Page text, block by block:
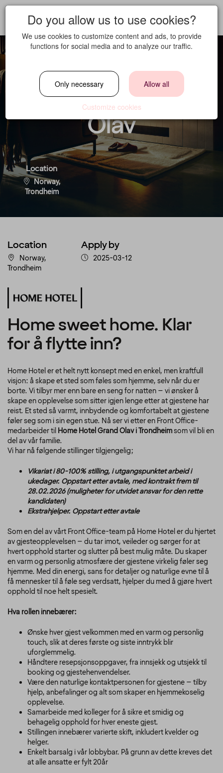
Resepsjonist -
Home Hotel Grand
Olav
Location
Norway,
Trondheim
Location
Norway,
Trondheim
Apply by
2025-03-12
Home sweet home. Klar
for å flytte inn?
Home Hotel er et helt nytt konsept med en enkel, men kraftfull
visjon: å skape et sted som føles som hjemme, selv når du er
borte. Vi tilbyr mer enn bare en seng for natten – vi ønsker å
skape en opplevelse som sitter igjen lenge etter at gjestene har
reist. Et sted så varmt, innbydende og komfortabelt at gjestene
føler seg som i sin egen stue. Nå ser vi etter en Front Office-
medarbeider til Home Hotel Grand Olav i Trondheimsom vil bli en
del av vår familie.
Vi har nå følgende stillinger tilgjengelig;
Vikariat i 80-100% stilling, i utgangspunktet arbeid i
ukedager. Oppstart etter avtale, med kontrakt frem til
28.02.2026 (muligheter for utvidet ansvar for den rette
kandidaten)
Ekstrahjelper. Oppstart etter avtale
Som en del av vårt Front Office-team på Home Hotel er du hjertet
av gjesteopplevelsen – du tar imot, veileder og sørger for at
hvert opphold starter og slutter på best mulig måte. Du skaper
en varm og personlig atmosfære der gjestene virkelig føler seg
hjemme. Med din energi, sans for detaljer og naturlige evne til å
få mennesker til å føle seg verdsatt, hjelper du med å gjøre hvert
opphold til noe helt spesielt.
Hva rollen innebærer:
Ønske hver gjest velkommen med en varm og personlig
touch, slik at deres første og siste inntrykk blir
uforglemmelig.
Håndtere resepsjonsoppgaver, fra innsjekk og utsjekk til
booking og gjestehenvendelser.
Være den naturlige kontaktpersonen for gjestene – tilby
hjelp, anbefalinger og alt som skaper en hjemmekoselig
opplevelse.
Samarbeide med kolleger for å sikre et smidig og
behagelig opphold for hver eneste gjest.
Stillingen innebærer varierte skift, inkludert kvelder og
helger.
Enkelt barsalg i vår lobbybar. På grunn av dette kreves det
at alle ansatte er fylt 20år
Do you allow us to use cookies?
We use cookies to customize content and ads, to provide
functions for social media and to analyze our traffic.
Only necessary Allow all
Customize cookies